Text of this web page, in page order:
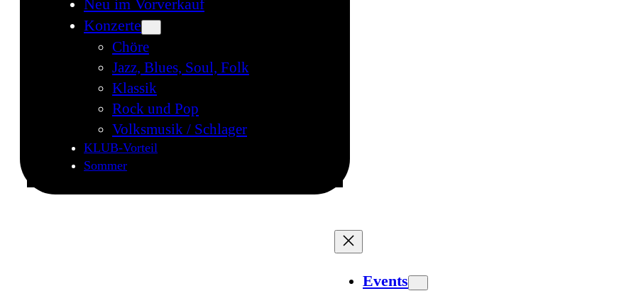
Neu im Vorverkauf
Konzerte
Chöre
Jazz, Blues, Soul, Folk
Klassik
Rock und Pop
Volksmusik / Schlager
KLUB-Vorteil
Sommer
Events